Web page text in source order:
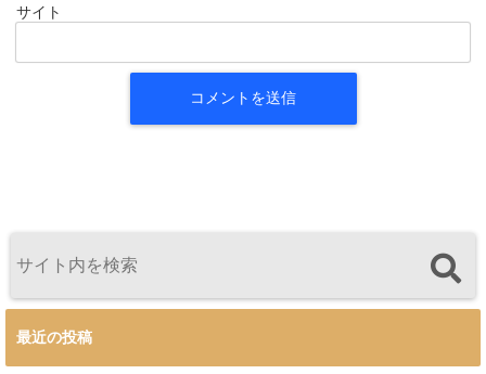
サイト
最近の投稿